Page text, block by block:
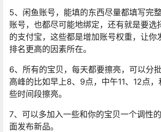
5、闲鱼账号，能填的东西尽量都填写完
账号，也都尽可能地绑定，还有就是要选
的支付宝，这些都是增加账号权重，让你
排名更高的因素所在。
6、所有的宝贝，每天都要擦亮，可以分
高峰的比如早上8、9点，中午11、12点
些时间段擦亮。
7、可以多加入一些和你的宝贝一个调性
面发布新品。